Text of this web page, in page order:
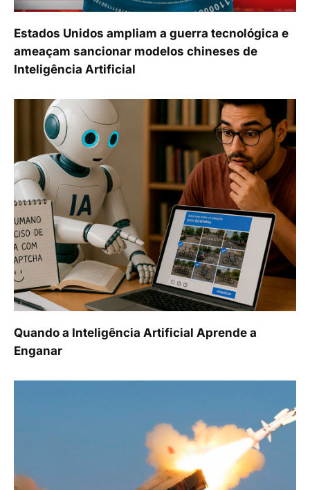
Estados Unidos ampliam a guerra tecnológica e
ameaçam sancionar modelos chineses de
Inteligência Artificial
Quando a Inteligência Artificial Aprende a
Enganar